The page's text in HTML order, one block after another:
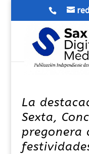
La
Sexta,
pregonera